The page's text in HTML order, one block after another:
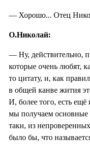
— Хорошо... Отец
О.Николай:
— Ну, действительно,
которые очень любят,
то цитату, и, как
в общей канве жития
И, более того, есть
мы получаем основные
таки, из
было бы, что